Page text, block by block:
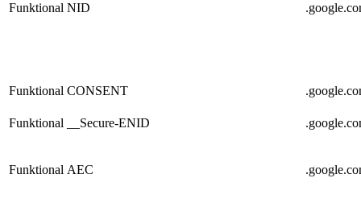
Funktional NID
Funktional CONSENT
Funktional __Secure-ENID
Funktional AEC